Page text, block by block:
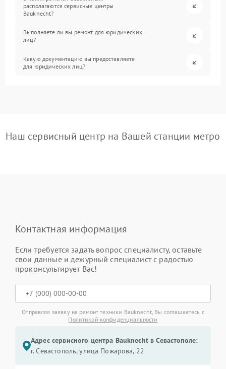
располагаются сервисные центры
Bauknecht?
Выполняете ли вы ремонт для юридических
лиц?
Какую документацию вы предоставляете
для юридических лиц?
Наш сервисный центр на Вашей станции метро
Контактная информация
Если требуется задать вопрос специалисту, оставьте
свои данные и дежурный специалист с радостью
проконсультирует Вас!
Отправляя заявку на ремонт техники Bauknecht, Вы соглашаетесь с
Политикой конфиденциальности
Адрес сервисного центра Bauknecht в Севастополе:
г. Севастополь, улица Пожарова, 22